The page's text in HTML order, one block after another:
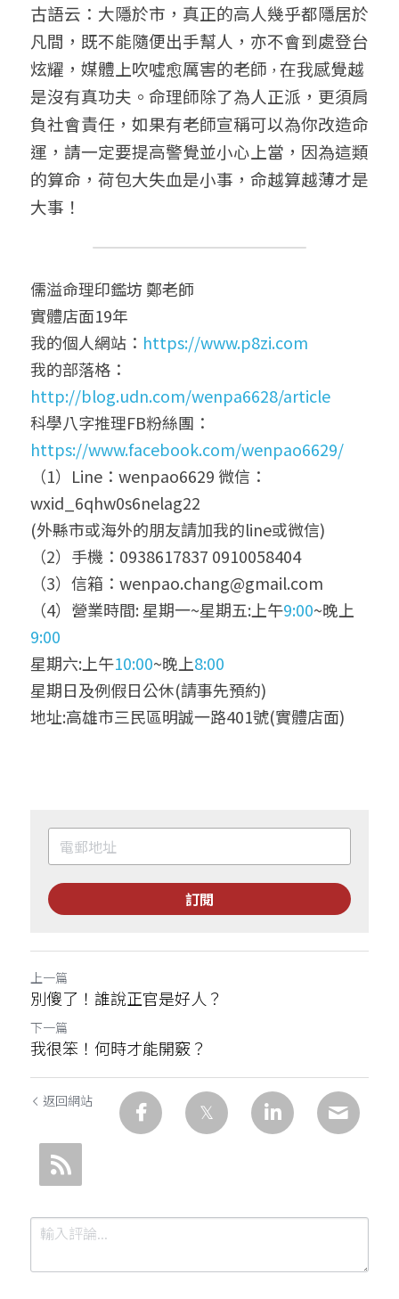
古語云：大隱於市，真正的高人幾乎都隱居於
凡間，既不能隨便出手幫人，亦不會到處登台
炫耀，媒體上吹噓愈厲害的老師 ， 在我感覺越
是沒有真功夫。命理師除了為人正派，更須肩
負社會責任，如果有老師宣稱可以為你改造命
運，請一定要提高警覺並小心上當，因為這類
的算命，荷包大失血是小事，命越算越薄才是
大事！
儒溢命理印鑑坊 鄭老師
實體店面19年
我的個人網站： https://www.p8zi.com
我的部落格：
http://blog.udn.com/wenpa6628/article
https://www.facebook.com/wenpao6629/
（1）Line：wenpao6629 微信：
wxid_6qhw0s6nelag22
(外縣市或海外的朋友請加我的line或微信)
（2）手機：0938617837 0910058404
（3）信箱：wenpao.chang@gmail.com
（4）營業時間: 星期一~星期五:上午9:00~晚上
9:00
星期六:上午10:00~晚上8:00
星期日及例假日公休(請事先預約)
地址:高雄市三民區明誠一路401號(實體店面)
訂閱
上一篇
別傻了！誰說正官是好人？
下一篇
我很笨！何時才能開竅？
返回網站